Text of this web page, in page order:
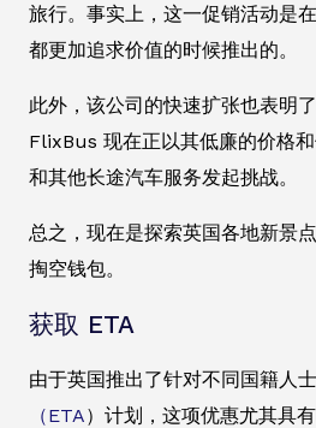
旅行。事实上，这一促销活动是
都更加追求价值的时候推出的。
此外，该公司的快速扩张也表明
FlixBus 现在正以其低廉的价格
和其他长途汽车服务发起挑战。
总之，现在是探索英国各地新景
掏空钱包。
获取 ETA
由于英国推出了针对不同国籍人
（ETA）计划，这项优惠尤其具有